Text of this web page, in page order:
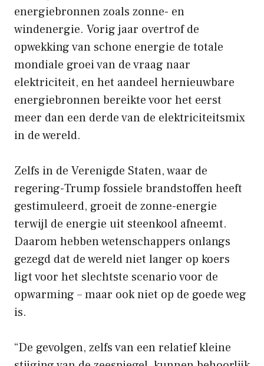
energiebronnen zoals zonne- en
windenergie. Vorig jaar overtrof de
opwekking van schone energie de totale
mondiale groei van de vraag naar
elektriciteit, en het aandeel hernieuwbare
energiebronnen bereikte voor het eerst
meer dan een derde van de elektriciteitsmix
in de wereld.
Zelfs in de Verenigde Staten, waar de
regering-Trump fossiele brandstoffen heeft
gestimuleerd, groeit de zonne-energie
terwijl de energie uit steenkool afneemt.
Daarom hebben wetenschappers onlangs
gezegd dat de wereld niet langer op koers
ligt voor het slechtste scenario voor de
opwarming – maar ook niet op de goede weg
is.
“De gevolgen, zelfs van een relatief kleine